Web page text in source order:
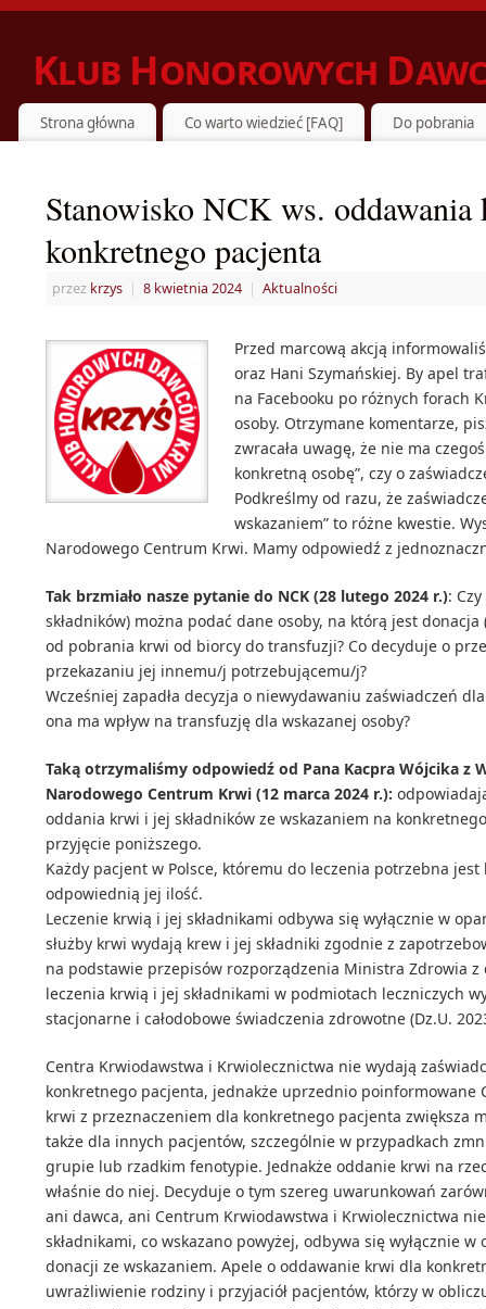
Klub Honorowych
ZIELONKA DZIELI SIĘ KRWIĄ Z POTRZEBUJĄCYMI
Strona główna Co warto wiedzieć [FAQ] Do pobrania
Stanowisko NCK ws.
konkretnego pacjenta
przez krzys | 8 kwietnia 2024 | Aktualności
Przed marcową akcją
oraz Hani Szymańskiej. By apel
na Facebooku po różnych forach
osoby. Otrzymane komentarze,
zwracała uwagę, że nie ma
konkretną osobę”, czy o
Podkreślmy od razu, że
wskazaniem” to różne kwestie.
Narodowego Centrum Krwi. Mamy odpowiedź z
Tak brzmiało nasze pytanie do NCK (28 lutego 2024 r.):
składników) można podać dane osoby, na którą jest donacja
od pobrania krwi od biorcy do transfuzji? Co decyduje o
przekazaniu jej innemu/j potrzebującemu/j?
Wcześniej zapadła decyzja o niewydawaniu zaświadczeń
ona ma wpływ na transfuzję dla wskazanej osoby?
Taką otrzymaliśmy odpowiedź od Pana Kacpra Wójcika z
Narodowego Centrum Krwi (12 marca 2024 r.):
oddania krwi i jej składników ze wskazaniem na
przyjęcie poniższego.
Każdy pacjent w Polsce, któremu do leczenia potrzebna
odpowiednią jej ilość.
Leczenie krwią i jej składnikami odbywa się wyłącznie w
służby krwi wydają krew i jej składniki zgodnie z
na podstawie przepisów rozporządzenia Ministra Zdrowia
leczenia krwią i jej składnikami w podmiotach leczniczych
stacjonarne i całodobowe świadczenia zdrowotne (Dz.U.
Centra Krwiodawstwa i Krwiolecznictwa nie wydają
konkretnego pacjenta, jednakże uprzednio
krwi z przeznaczeniem dla konkretnego pacjenta zwiększa
także dla innych pacjentów, szczególnie w przypadkach
grupie lub rzadkim fenotypie. Jednakże oddanie krwi na
właśnie do niej. Decyduje o tym szereg uwarunkowań
ani dawca, ani Centrum Krwiodawstwa i Krwiolecznictwa
składnikami, co wskazano powyżej, odbywa się wyłącznie
donacji ze wskazaniem. Apele o oddawanie krwi dla
uwrażliwienie rodziny i przyjaciół pacjentów, którzy w